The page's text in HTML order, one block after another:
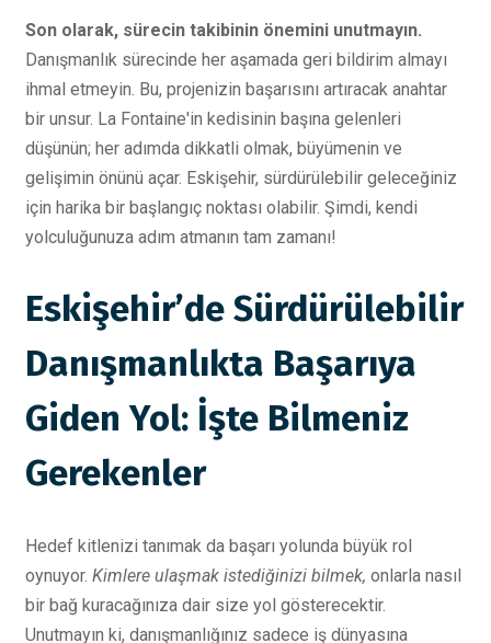
Son olarak, sürecin takibinin önemini unutmayın.
Danışmanlık sürecinde her aşamada geri bildirim almayı
ihmal etmeyin. Bu, projenizin başarısını artıracak anahtar
bir unsur. La Fontaine'in kedisinin başına gelenleri
düşünün; her adımda dikkatli olmak, büyümenin ve
gelişimin önünü açar. Eskişehir, sürdürülebilir geleceğiniz
için harika bir başlangıç noktası olabilir. Şimdi, kendi
yolculuğunuza adım atmanın tam zamanı!
Eskişehir’de Sürdürülebilir
Danışmanlıkta Başarıya
Giden Yol: İşte Bilmeniz
Gerekenler
Hedef kitlenizi tanımak da başarı yolunda büyük rol
oynuyor. Kimlere ulaşmak istediğinizi bilmek, onlarla nasıl
bir bağ kuracağınıza dair size yol gösterecektir.
Unutmayın ki, danışmanlığınız sadece iş dünyasına